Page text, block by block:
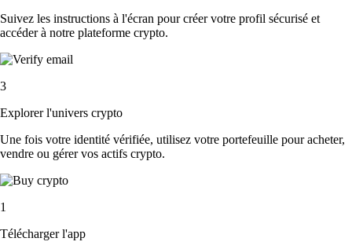
Suivez les instructions à l'écran pour créer votre profil sécurisé et
accéder à notre plateforme crypto.
3
Explorer l'univers crypto
Une fois votre identité vérifiée, utilisez votre portefeuille pour acheter,
vendre ou gérer vos actifs crypto.
1
Télécharger l'app